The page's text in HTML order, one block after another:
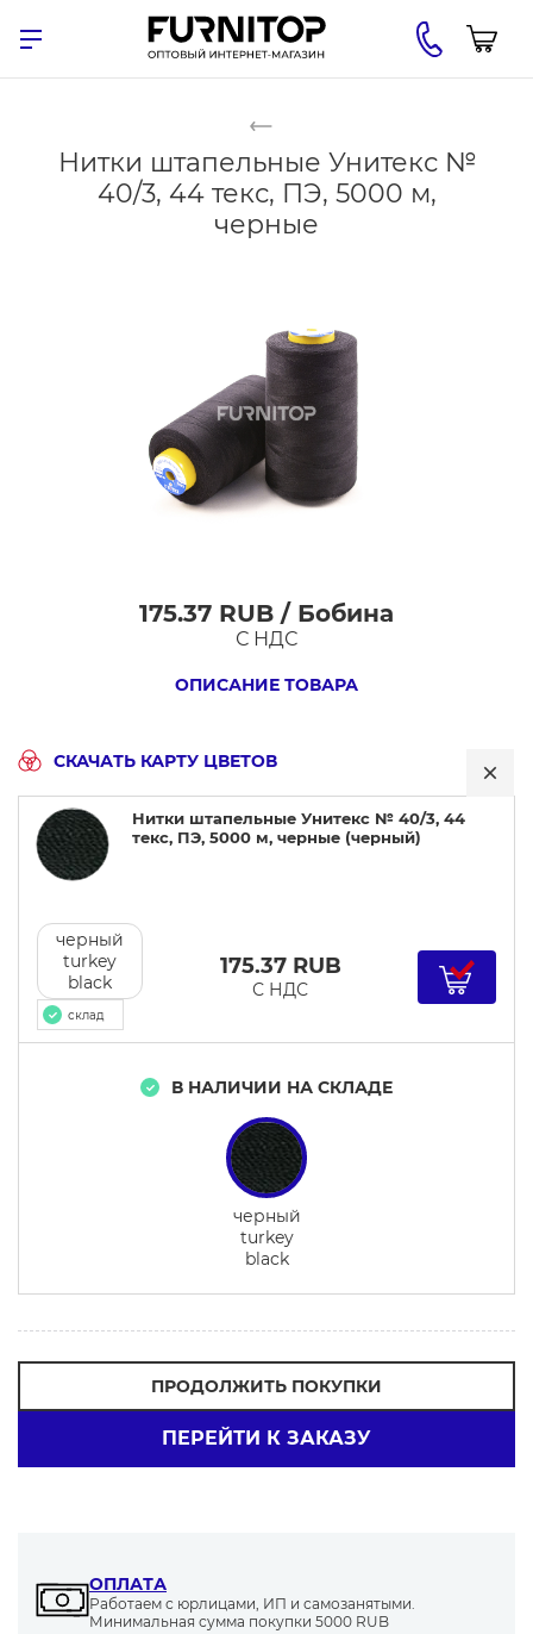
Нитки штапельные Унитекс №
40/3, 44 текс, ПЭ, 5000 м,
черные
40/3,
текс,
ПЭ,
5000
черные
175.37 RUB / Бобина
С НДС
ОПИСАНИЕ ТОВАРА
СКАЧАТЬ КАРТУ ЦВЕТОВ
Нитки штапельные Унитекс № 40/3, 44
текс, ПЭ, 5000 м, черные (черный)
черный
turkey
black
склад
175.37 RUB
С НДС
В НАЛИЧИИ НА СКЛАДЕ
черный
turkey
black
ПРОДОЛЖИТЬ ПОКУПКИ
ПЕРЕЙТИ К ЗАКАЗУ
ОПЛАТА
Работаем с юрлицами, ИП и самозанятыми.
Минимальная сумма покупки 5000 RUB